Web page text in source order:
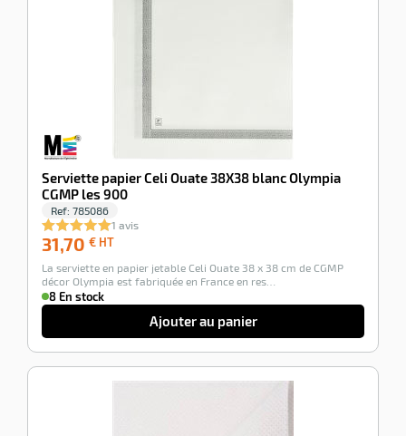
Serviette papier Celi Ouate 38X38 blanc Olympia
CGMP les 900
Ref: 785086
1 avis
31,70 € HT
HT
La serviette en papier jetable Celi Ouate 38 x 38 cm de CGMP
décor Olympia est fabriquée en France en res…
8 En stock
Ajouter au panier